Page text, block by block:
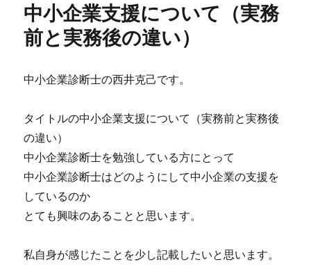
中小企業支援について（実務
前と実務後の違い）
中小企業診断士の西井克己です。
タイトルの中小企業支援について（実務前と実務後
の違い）
中小企業診断士を勉強している方にとって
中小企業診断士はどのようにして中小企業の支援を
しているのか
とても興味のあることと思います。
私自身が感じたことを少し記載したいと思います。